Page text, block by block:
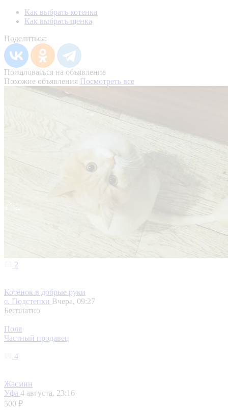
Как выбрать котенка
Как выбрать щенка
Поделиться:
Пожаловаться на объявление
Похожие объявления Посмотреть все
2
Котёнок в добрые руки
с. Подстепки Вчера, 09:27
Бесплатно
Поля
Частный продавец